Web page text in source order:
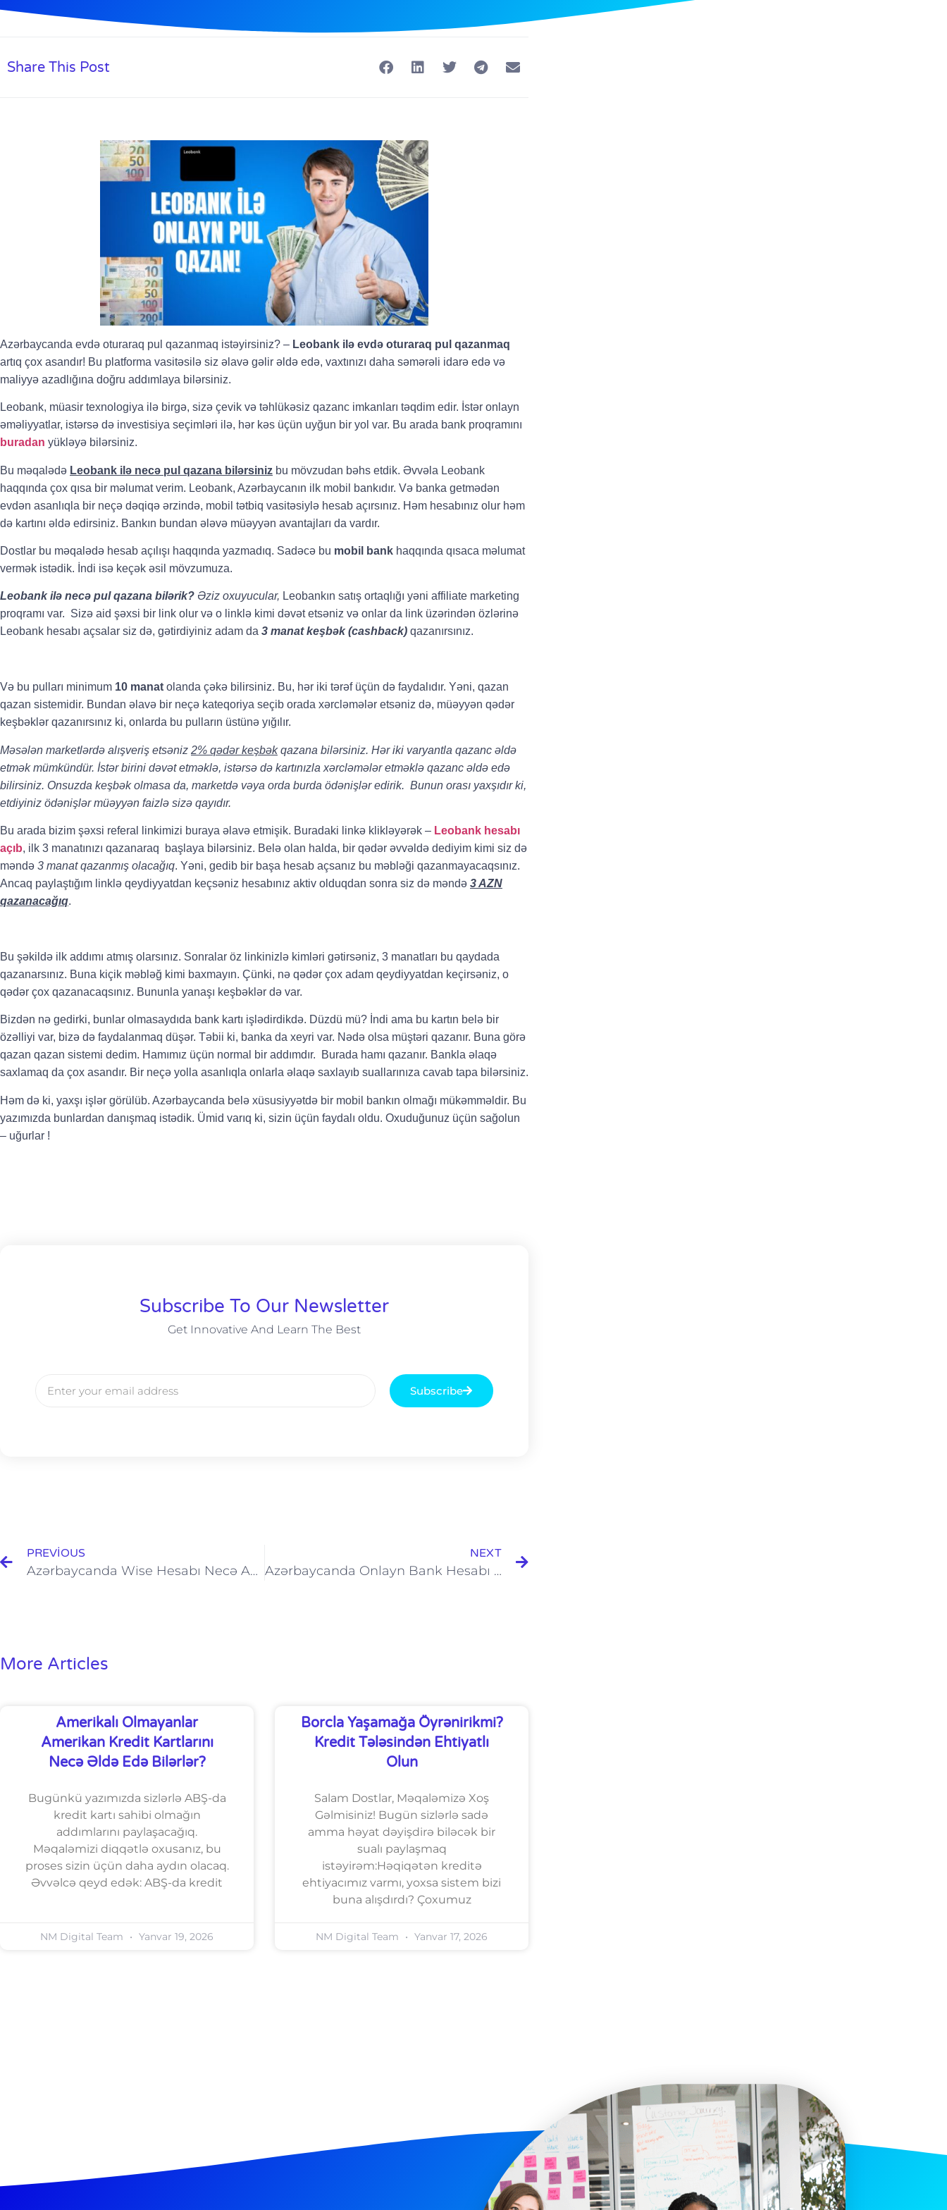
Share This Post
Azərbaycanda evdə oturaraq pul qazanmaq istəyirsiniz? – Leobank ilə evdə oturaraq pul qazanmaq
artıq çox asandır! Bu platforma vasitəsilə siz əlavə gəlir əldə edə, vaxtınızı daha səmərəli idarə edə və
maliyyə azadlığına doğru addımlaya bilərsiniz.
Leobank, müasir texnologiya ilə birgə, sizə çevik və təhlükəsiz qazanc imkanları təqdim edir. İstər onlayn
əməliyyatlar, istərsə də investisiya seçimləri ilə, hər kəs üçün uyğun bir yol var. Bu arada bank proqramını
buradan yükləyə bilərsiniz.
Bu məqalədə Leobank ilə necə pul qazana bilərsiniz bu mövzudan bəhs etdik. Əvvəla Leobank
haqqında çox qısa bir məlumat verim. Leobank, Azərbaycanın ilk mobil bankıdır. Və banka getmədən
evdən asanlıqla bir neçə dəqiqə ərzində, mobil tətbiq vasitəsiylə hesab açırsınız. Həm hesabınız olur həm
də kartını əldə edirsiniz. Bankın bundan ələvə müəyyən avantajları da vardır.
Dostlar bu məqalədə hesab açılışı haqqında yazmadıq. Sadəcə bu mobil bank haqqında qısaca məlumat
vermək istədik. İndi isə keçək əsil mövzumuza.
Leobank ilə necə pul qazana bilərik? Əziz oxuyucular, Leobankın satış ortaqlığı yəni affiliate marketing
proqramı var. Sizə aid şəxsi bir link olur və o linklə kimi dəvət etsəniz və onlar da link üzərindən özlərinə
Leobank hesabı açsalar siz də, gətirdiyiniz adam da 3 manat keşbək (cashback) qazanırsınız.
Və bu pulları minimum 10 manat olanda çəkə bilirsiniz. Bu, hər iki tərəf üçün də faydalıdır. Yəni, qazan
qazan sistemidir. Bundan əlavə bir neçə kateqoriya seçib orada xərcləmələr etsəniz də, müəyyən qədər
keşbəklər qazanırsınız ki, onlarda bu pulların üstünə yığılır.
Məsələn marketlərdə alışveriş etsəniz 2% qədər keşbəkqazana bilərsiniz. Hər iki varyantla qazanc əldə
etmək mümkündür. İstər birini dəvət etməklə, istərsə də kartınızla xərcləmələr etməklə qazanc əldə edə
bilirsiniz. Onsuzda keşbək olmasa da, marketdə vəya orda burda ödənişlər edirik. Bunun orası yaxşıdır ki,
etdiyiniz ödənişlər müəyyən faizlə sizə qayıdır.
Bu arada bizim şəxsi referal linkimizi buraya əlavə etmişik. Buradaki linkə klikləyərək – Leobank hesabı
açıb, ilk 3 manatınızı qazanaraq başlaya bilərsiniz. Belə olan halda, bir qədər əvvəldə dediyim kimi siz də
məndə 3 manat qazanmış olacağıq. Yəni, gedib bir başa hesab açsanız bu məbləği qazanmayacaqsınız.
Ancaq paylaştığım linklə qeydiyyatdan keçsəniz hesabınız aktiv olduqdan sonra siz də məndə 3 AZN
qazanacağıq.
Bu şəkildə ilk addımı atmış olarsınız. Sonralar öz linkinizlə kimləri gətirsəniz, 3 manatları bu qaydada
qazanarsınız. Buna kiçik məbləğ kimi baxmayın. Çünki, nə qədər çox adam qeydiyyatdan keçirsəniz, o
qədər çox qazanacaqsınız. Bununla yanaşı keşbəklər də var.
Bizdən nə gedirki, bunlar olmasaydıda bank kartı işlədirdikdə. Düzdü mü? İndi ama bu kartın belə bir
özəlliyi var, bizə də faydalanmaq düşər. Təbii ki, banka da xeyri var. Nədə olsa müştəri qazanır. Buna görə
qazan qazan sistemi dedim. Hamımız üçün normal bir addımdır. Burada hamı qazanır. Bankla əlaqə
saxlamaq da çox asandır. Bir neçə yolla asanlıqla onlarla əlaqə saxlayıb suallarınıza cavab tapa bilərsiniz.
Həm də ki, yaxşı işlər görülüb. Azərbaycanda belə xüsusiyyətdə bir mobil bankın olmağı mükəmməldir. Bu
yazımızda bunlardan danışmaq istədik. Ümid varıq ki, sizin üçün faydalı oldu. Oxuduğunuz üçün sağolun
– uğurlar !
Subscribe To Our Newsletter
Get Innovative And Learn The Best
Subscribe
PREVIOUS
Azərbaycanda Wise Hesabı Necə Açılır? Xarici Bank Hesabları
NEXT
Azərbaycanda Onlayn Bank Hesabı Açmaq
More Articles
Amerikalı Olmayanlar
Amerikan Kredit Kartlarını
Necə Əldə Edə Bilərlər?
Bugünkü yazımızda sizlərlə ABŞ-da
kredit kartı sahibi olmağın
addımlarını paylaşacağıq.
Məqaləmizi diqqətlə oxusanız, bu
proses sizin üçün daha aydın olacaq.
Əvvəlcə qeyd edək: ABŞ-da kredit
NM Digital Team Yanvar 19, 2026
Borcla Yaşamağa Öyrənirikmi?
Kredit Tələsindən Ehtiyatlı
Olun
Salam Dostlar, Məqaləmizə Xoş
Gəlmisiniz! Bugün sizlərlə sadə
amma həyat dəyişdirə biləcək bir
sualı paylaşmaq
istəyirəm:Həqiqətən kreditə
ehtiyacımız varmı, yoxsa sistem bizi
buna alışdırdı? Çoxumuz
NM Digital Team Yanvar 17, 2026